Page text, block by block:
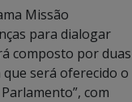
Missão
para dialogar
composto por duas
será oferecido o
com